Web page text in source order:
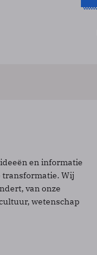
en informatie
transformatie. Wij
van onze
wetenschap